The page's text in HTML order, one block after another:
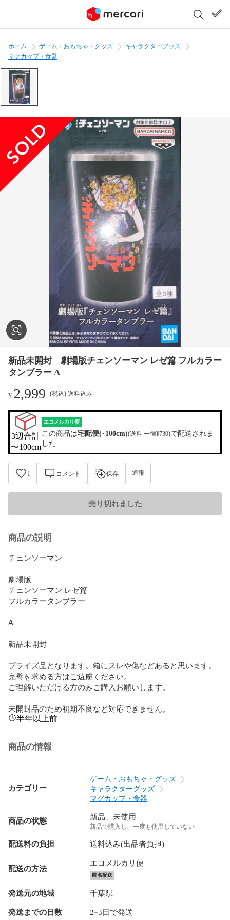
ホーム ゲーム・おもちゃ・グッズ
キャラクターグッズ
マグカップ・食器
新品未開封 劇場版チェンソーマン レゼ篇 フルカラー
タンブラー A
¥2,999 (税込) 送料込み
3辺合計
〜100cm
エコメルカリ便
この商品は宅配便(~100cm)(送料 一律¥730)で配送されま
した
1 コメント 保存 通報
売り切れました
商品の説明
チェンソーマン
劇場版
チェンソーマン レゼ篇
フルカラータンブラー
A
新品未開封
プライズ品となります。箱にスレや傷などあると思います。
完璧を求める方はご遠慮ください。
ご理解いただける方のみご購入お願いします。
未開封品のため初期不良など対応できません。
半年以上前
商品の情報
カテゴリー
ゲーム・おもちゃ・グッズ
キャラクターグッズ
マグカップ・食器
商品の状態 新品、未使用
新品で購入し、一度も使用していない
配送料の負担 送料込み(出品者負担)
配送の方法
エコメルカリ便
匿名配送
発送元の地域 千葉県
発送までの日数 2~3日で発送